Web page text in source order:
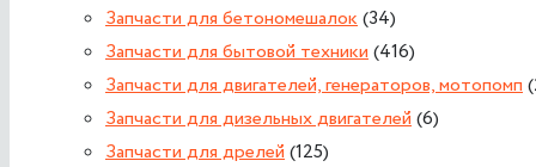
Запчасти для бетономешалок (34)
Запчасти для бытовой техники (416)
Запчасти для двигателей, генераторов, мотопомп
Запчасти для дизельных двигателей (6)
Запчасти для дрелей (125)